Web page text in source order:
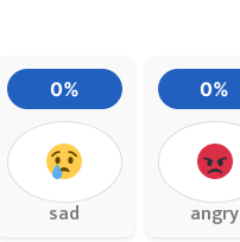
0%
sad
0%
angry